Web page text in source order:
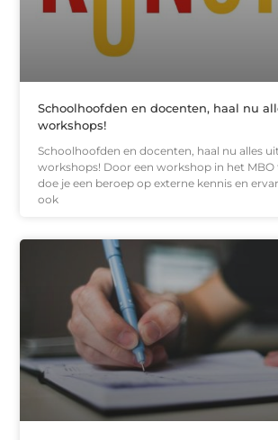
Schoolhoofden en docenten, haal nu
workshops!
Schoolhoofden en docenten, haal nu alles
workshops! Door een workshop in het MBO
doe je een beroep op externe kennis en
ook